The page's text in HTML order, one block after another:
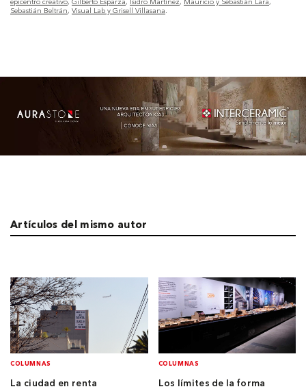
Sebastián Beltrán Visual Lab y Grisell Villasana
Artículos del mismo autor
COLUMNAS
La ciudad en renta
COLUMNAS
Los límites de la forma